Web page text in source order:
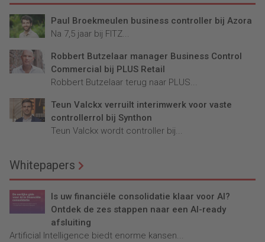
Paul Broekmeulen business controller bij Azora
Na 7,5 jaar bij FITZ...
Robbert Butzelaar manager Business Control
Commercial bij PLUS Retail
Robbert Butzelaar terug naar PLUS...
Teun Valckx verruilt interimwerk voor vaste
controllerrol bij Synthon
Teun Valckx wordt controller bij...
Whitepapers
Is uw financiële consolidatie klaar voor AI?
Ontdek de zes stappen naar een AI-ready
afsluiting
Artificial Intelligence biedt enorme kansen...